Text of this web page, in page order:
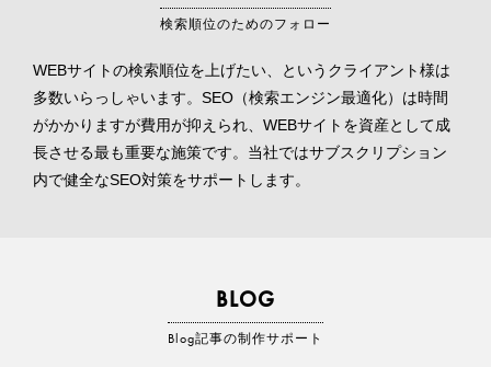
検索順位のためのフォロー
WEBサイトの検索順位を上げたい、というクライアント様は
多数いらっしゃいます。SEO（検索エンジン最適化）は時間
がかかりますが費用が抑えられ、WEBサイトを資産として成
長させる最も重要な施策です。当社ではサブスクリプション
内で健全なSEO対策をサポートします。
BLOG
Blog記事の制作サポート